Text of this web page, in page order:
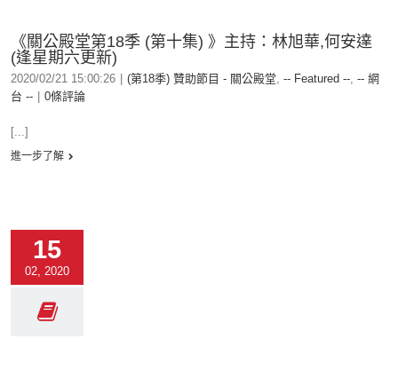
《關公殿堂第18季 (第十集) 》主持：林旭華,何安達
(逢星期六更新)
2020/02/21 15:00:26 (第18季) 贊助節目 - 關公殿堂, -- Featured --, -- 網
台 --
0條評論
[...]
進一步了解
15
02, 2020